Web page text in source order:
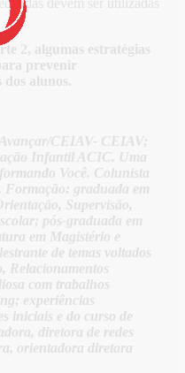
devem ser utilizadas
2, algumas estratégias
prevenir
alunos.
CEIAV- CEIAV;
Infantil ACIC. Uma
Você. Colunista
graduada em
Supervisão,
pós-graduada em
em Magistério e
de temas voltados
Relacionamentos
com trabalhos
experiências
iniciais e do curso de
diretora de redes
orientadora diretora